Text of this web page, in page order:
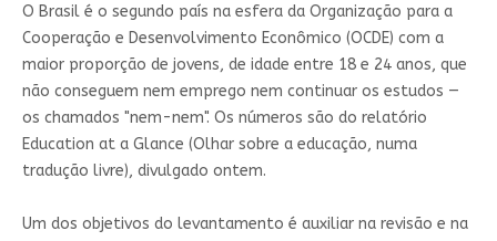
O Brasil é o segundo país na esfera da Organização para a
Cooperação e Desenvolvimento Econômico (OCDE) com a
maior proporção de jovens, de idade entre 18 e 24 anos, que
não conseguem nem emprego nem continuar os estudos —
os chamados "nem-nem". Os números são do relatório
Education at a Glance (Olhar sobre a educação, numa
tradução livre), divulgado ontem.
Um dos objetivos do levantamento é auxiliar na revisão e na